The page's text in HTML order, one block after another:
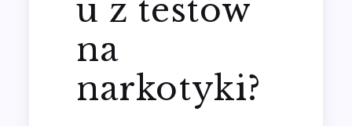
u z testów
na
narkotyki?